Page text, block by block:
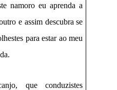
namoro eu aprenda a
e assim descubra se
para estar ao meu
que conduzistes